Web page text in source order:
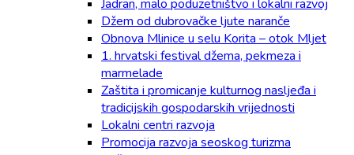
Jadran, malo poduzetništvo i lokalni razvoj
Džem od dubrovačke ljute naranče
Obnova Mlinice u selu Korita – otok Mljet
1. hrvatski festival džema, pekmeza i
marmelade
Zaštita i promicanje kulturnog nasljeđa i
tradicijskih gospodarskih vrijednosti
Lokalni centri razvoja
Promocija razvoja seoskog turizma